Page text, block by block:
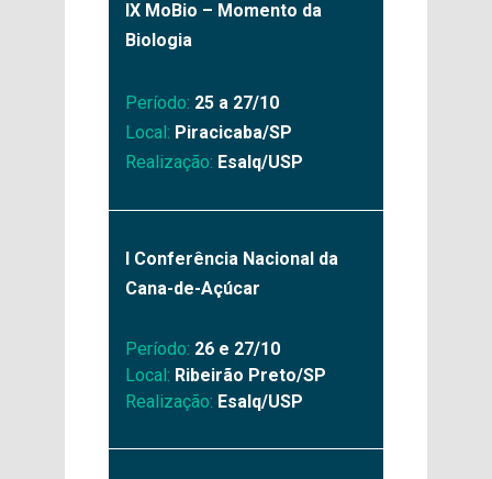
IX MoBio – Momento da
Biologia
Período: 25 a 27/10
Local: Piracicaba/SP
Realização: Esalq/USP
Conferência Nacional da
Cana-de-Açúcar
Período: 26 e 27/10
Local: Ribeirão Preto/SP
Realização: Esalq/USP